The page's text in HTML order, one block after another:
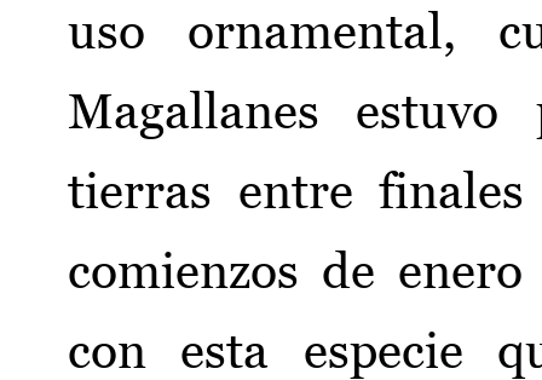
uso ornamental,
Magallanes
tierras entre
comienzos de
con esta especie